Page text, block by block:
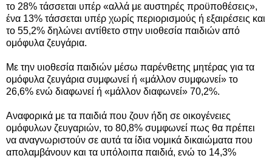
το 28% τάσσεται υπέρ «αλλά με αυστηρές προϋποθέσεις»,
ένα 13% τάσσεται υπέρ χωρίς περιορισμούς ή εξαιρέσεις και
το 55,2% δηλώνει αντίθετο στην υιοθεσία παιδιών από
ομόφυλα ζευγάρια.
Με την υιοθεσία παιδιών μέσω παρένθετης μητέρας για τα
ομόφυλα ζευγάρια συμφωνεί ή «μάλλον συμφωνεί» το
26,6% ενώ διαφωνεί ή «μάλλον διαφωνεί» 70,2%.
Αναφορικά με τα παιδιά που ζουν ήδη σε οικογένειες
ομόφυλων ζευγαριών, το 80,8% συμφωνεί πως θα πρέπει
να αναγνωριστούν σε αυτά τα ίδια νομικά δικαιώματα που
απολαμβάνουν και τα υπόλοιπα παιδιά, ενώ το 14,3%